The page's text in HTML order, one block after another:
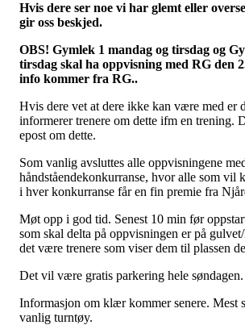
Hvis dere ser noe vi har glemt eller
gir oss beskjed.
OBS! Gymlek 1 mandag og tirsdag og
tirsdag skal ha oppvisning med RG den
info kommer fra RG..
Hvis dere vet at dere ikke kan være med er
informerer trenere om dette ifm en trening.
epost om dette.
Som vanlig avsluttes alle oppvisningene
håndståendekonkurranse, hvor alle som vil
i hver konkurranse får en fin premie fra
Møt opp i god tid. Senest 10 min før
som skal delta på oppvisningen er på
det være trenere som viser dem til plassen
Det vil være gratis parkering hele søndagen.
Informasjon om klær kommer senere. Mest
vanlig turntøy.